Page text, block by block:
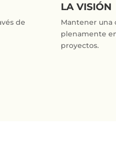
de
LA VISIÓN
Mantener una
plenamente
proyectos.